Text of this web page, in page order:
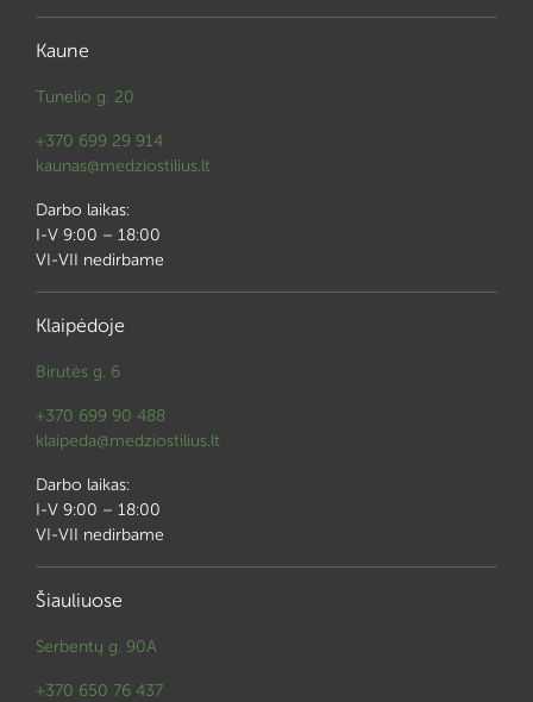
Kaune
Tunelio g. 20
+370 699 29 914
kaunas@medziostilius.lt
Darbo laikas:
I-V 9:00 – 18:00
VI-VII nedirbame
Klaipėdoje
Birutės g. 6
+370 699 90 488
klaipeda@medziostilius.lt
Darbo laikas:
I-V 9:00 – 18:00
VI-VII nedirbame
Šiauliuose
Serbentų g. 90A
+370 650 76 437